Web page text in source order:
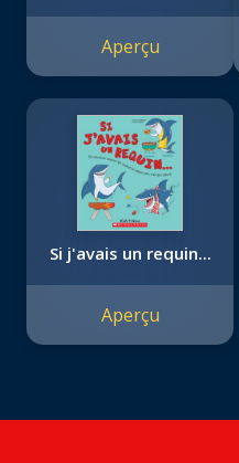
Aperçu
Si j'avais un requin...
Aperçu